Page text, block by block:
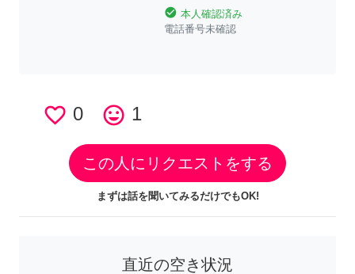
check_circle 本人確認済み
電話番号未確認
favorite_border 0 tag_faces 1
この人にリクエストをする
まずは話を聞いてみるだけでもOK!
直近の空き状況